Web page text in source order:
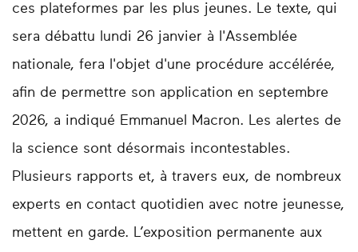
ces plateformes par les plus jeunes. Le texte, qui
sera débattu lundi 26 janvier à l'Assemblée
nationale, fera l'objet d'une procédure accélérée,
afin de permettre son application en septembre
2026, a indiqué Emmanuel Macron. Les alertes de
la science sont désormais incontestables.
Plusieurs rapports et, à travers eux, de nombreux
experts en contact quotidien avec notre jeunesse,
mettent en garde. L’exposition permanente aux